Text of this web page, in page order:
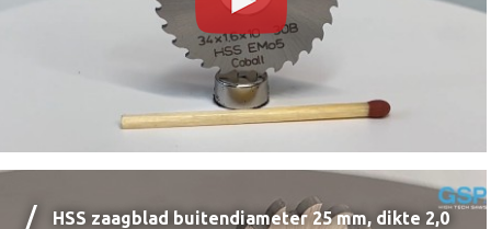
HSS zaagblad buitendiameter 25 mm, dikte 2,0